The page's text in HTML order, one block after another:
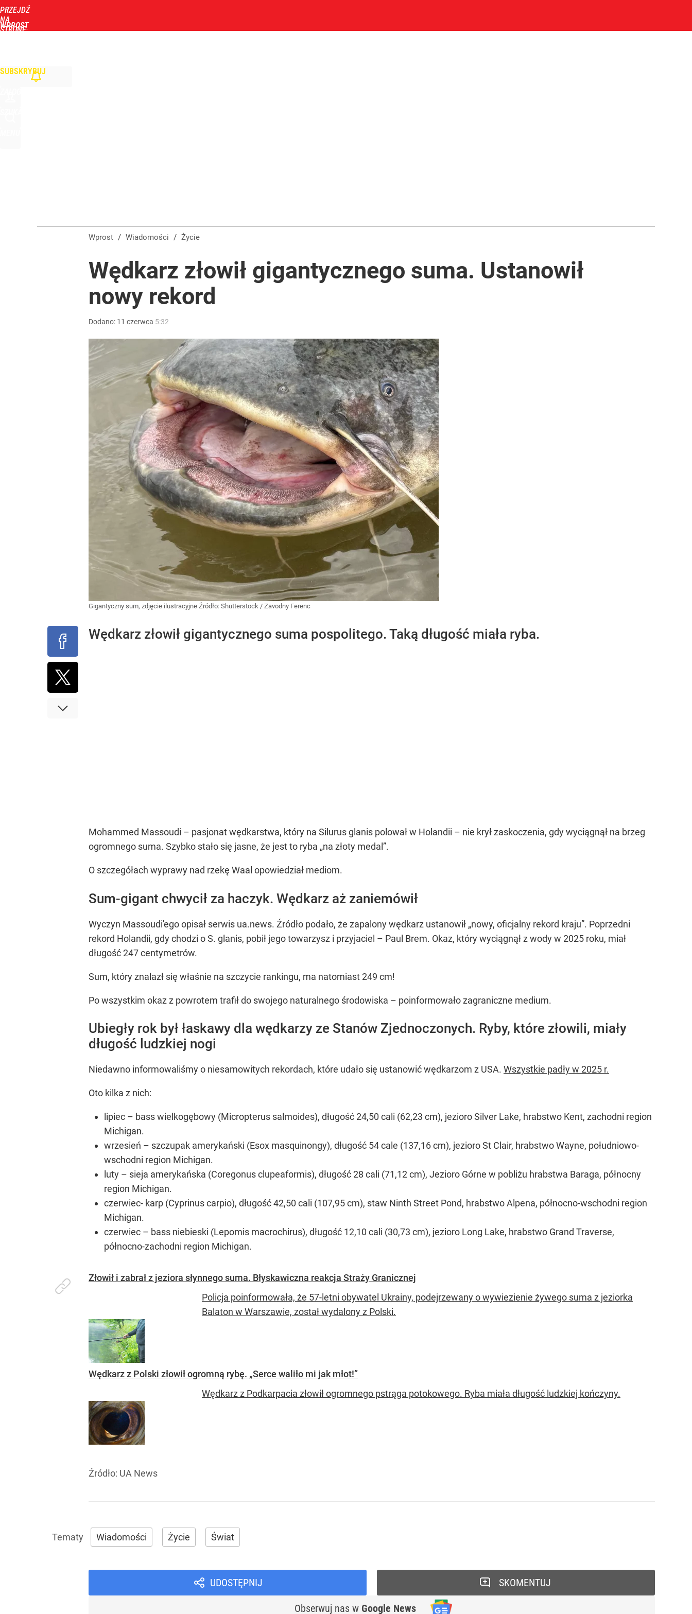
PRZEJDŹ
NA
STRONĘ
WPROST
SUBSKRYBUJ
1
Zaginęły 3 siostry. Najmłodsza ma 14 lat
Dlaczego Andrzej Duda się nie udziela? Były minister ujawnił powód
Nawrocki ma szansę na drugą kadencję? Tak ocenili go Polacy. Sondaż dla „Wprost”
Wprost / Wiadomości / Życie
Wędkarz złowił gigantycznego suma. Ustanowił
nowy rekord
Dodano: 11 czerwca 5:32
Gigantyczny sum, zdjęcie ilustracyjne Źródło: Shutterstock / Zavodny Ferenc
Wędkarz złowił gigantycznego suma pospolitego. Taką długość miała ryba.
Mohammed Massoudi – pasjonat wędkarstwa, który na Silurus glanis polował w Holandii – nie krył zaskoczenia, gdy wyciągnął na brzeg
ogromnego suma. Szybko stało się jasne, że jest to ryba „na złoty medal”.
O szczegółach wyprawy nad rzekę Waal opowiedział mediom.
Sum-gigant chwycił za haczyk. Wędkarz aż zaniemówił
Wyczyn Massoudi'ego opisał serwis ua.news. Źródło podało, że zapalony wędkarz ustanowił „nowy, oficjalny rekord kraju”. Poprzedni
rekord Holandii, gdy chodzi o S. glanis, pobił jego towarzysz i przyjaciel – Paul Brem. Okaz, który wyciągnął z wody w 2025 roku, miał
długość 247 centymetrów.
Sum, który znalazł się właśnie na szczycie rankingu, ma natomiast 249 cm!
Po wszystkim okaz z powrotem trafił do swojego naturalnego środowiska – poinformowało zagraniczne medium.
Ubiegły rok był łaskawy dla wędkarzy ze Stanów Zjednoczonych. Ryby, które złowili, miały
długość ludzkiej nogi
Niedawno informowaliśmy o niesamowitych rekordach, które udało się ustanowić wędkarzom z USA. Wszystkie padły w 2025 r.
Oto kilka z nich:
lipiec – bass wielkogębowy (Micropterus salmoides), długość 24,50 cali (62,23 cm), jezioro Silver Lake, hrabstwo Kent, zachodni region
Michigan.
wrzesień – szczupak amerykański (Esox masquinongy), długość 54 cale (137,16 cm), jezioro St Clair, hrabstwo Wayne, południowo-
wschodni region Michigan.
luty – sieja amerykańska (Coregonus clupeaformis), długość 28 cali (71,12 cm), Jezioro Górne w pobliżu hrabstwa Baraga, północny
region Michigan.
czerwiec- karp (Cyprinus carpio), długość 42,50 cali (107,95 cm), staw Ninth Street Pond, hrabstwo Alpena, północno-wschodni region
Michigan.
czerwiec – bass niebieski (Lepomis macrochirus), długość 12,10 cali (30,73 cm), jezioro Long Lake, hrabstwo Grand Traverse,
północno-zachodni region Michigan.
Złowił i zabrał z jeziora słynnego suma. Błyskawiczna reakcja Straży Granicznej
Policja poinformowała, że 57-letni obywatel Ukrainy, podejrzewany o wywiezienie żywego suma z jeziorka
Balaton w Warszawie, został wydalony z Polski.
Wędkarz z Polski złowił ogromną rybę. „Serce waliło mi jak młot!”
Wędkarz z Podkarpacia złowił ogromnego pstrąga potokowego. Ryba miała długość ludzkiej kończyny.
Źródło: UA News
Wiadomości Życie Świat
UDOSTĘPNIJ
Obserwuj nas w Google News
SKOMENTUJ